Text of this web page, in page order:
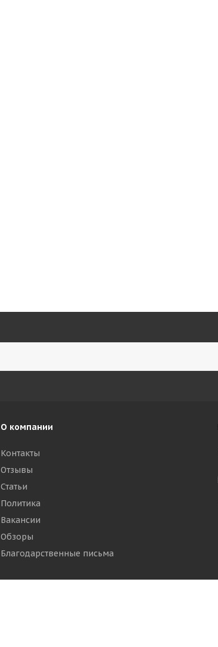
О компании
Контакты
Отзывы
Статьи
Политика
Вакансии
Обзоры
Благодарственные письма